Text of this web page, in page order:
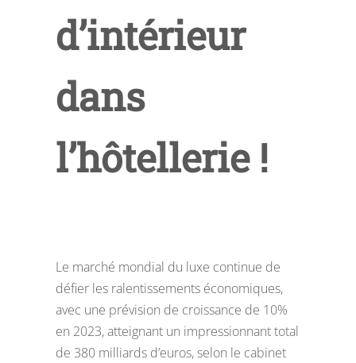
d’intérieur
dans
l’hôtellerie !
Le marché mondial du luxe continue de
défier les ralentissements économiques,
avec une prévision de croissance de 10%
en 2023, atteignant un impressionnant total
de 380 milliards d’euros, selon le cabinet